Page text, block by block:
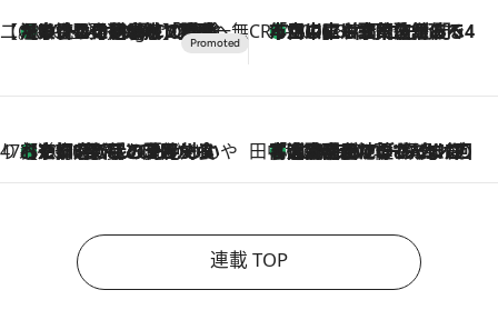
【CREA×星野リゾート】唯一無二。癒しと発見が待つ場所へ
10 Hours Ago
【トンボの足水浴】ヒノキの香りに包まれて涼感マックス！約13℃の湧水かけ流しを避暑地「星野温泉 トンボの湯」で体験 CREA'S CHOICE
2026.8.7
「立川にも歌舞伎があるんだよ」 片岡仁左衛門・市川中車ら豪華座組みで4年目の立川立飛歌舞伎へ
47都道府県の手みやげ ひんやりスイーツで夏を満喫
2026.8.7
【京都府】この夏絶対食べたい 冷やしておいしいおやつ3選 ひと口目から心を掴む新緑のテリーヌ 田中稲の勝手に再ブーム
2026.8.7
「湘南乃風に憧れて」観客大盛上がりの“タオル回し”に、ラッパー顔負けの高速歌唱まで…さだまさし（74）のアグレッシブすぎる現在地
連載 TOP